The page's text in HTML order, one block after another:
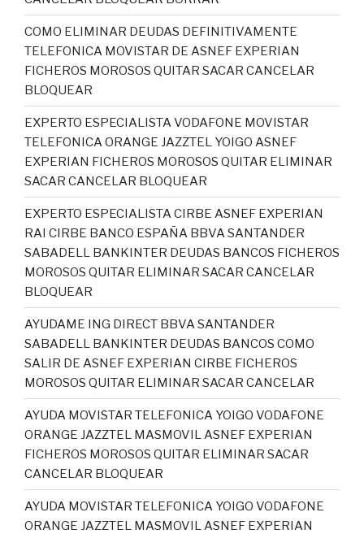
COMO ELIMINAR DEUDAS DEFINITIVAMENTE
TELEFONICA MOVISTAR DE ASNEF EXPERIAN
FICHEROS MOROSOS QUITAR SACAR CANCELAR
BLOQUEAR
EXPERTO ESPECIALISTA VODAFONE MOVISTAR
TELEFONICA ORANGE JAZZTEL YOIGO ASNEF
EXPERIAN FICHEROS MOROSOS QUITAR ELIMINAR
SACAR CANCELAR BLOQUEAR
EXPERTO ESPECIALISTA CIRBE ASNEF EXPERIAN
RAI CIRBE BANCO ESPAÑA BBVA SANTANDER
SABADELL BANKINTER DEUDAS BANCOS FICHEROS
MOROSOS QUITAR ELIMINAR SACAR CANCELAR
BLOQUEAR
AYUDAME ING DIRECT BBVA SANTANDER
SABADELL BANKINTER DEUDAS BANCOS COMO
SALIR DE ASNEF EXPERIAN CIRBE FICHEROS
MOROSOS QUITAR ELIMINAR SACAR CANCELAR
AYUDA MOVISTAR TELEFONICA YOIGO VODAFONE
ORANGE JAZZTEL MASMOVIL ASNEF EXPERIAN
FICHEROS MOROSOS QUITAR ELIMINAR SACAR
CANCELAR BLOQUEAR
AYUDA MOVISTAR TELEFONICA YOIGO VODAFONE
ORANGE JAZZTEL MASMOVIL ASNEF EXPERIAN